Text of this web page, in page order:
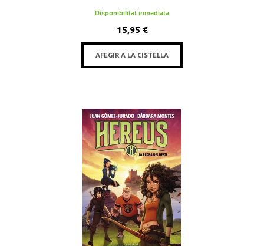
Disponibilitat inmediata
15,95 €
AFEGIR A LA CISTELLA